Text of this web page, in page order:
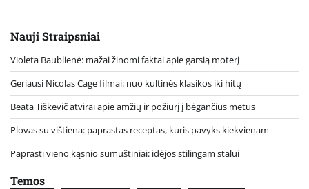
Nauji Straipsniai
Violeta Baublienė: mažai žinomi faktai apie garsią moterį
Geriausi Nicolas Cage filmai: nuo kultinės klasikos iki hitų
Beata Tiškevič atvirai apie amžių ir požiūrį į bėgančius metus
Plovas su vištiena: paprastas receptas, kuris pavyks kiekvienam
Paprasti vieno kąsnio sumuštiniai: idėjos stilingam stalui
Temos